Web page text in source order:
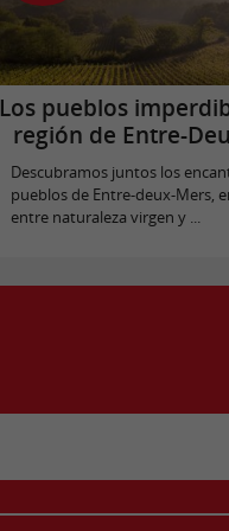
Los pueblos
región de Entre-
Descubramos juntos los
pueblos de Entre-deux-Mers,
entre naturaleza virgen y ...